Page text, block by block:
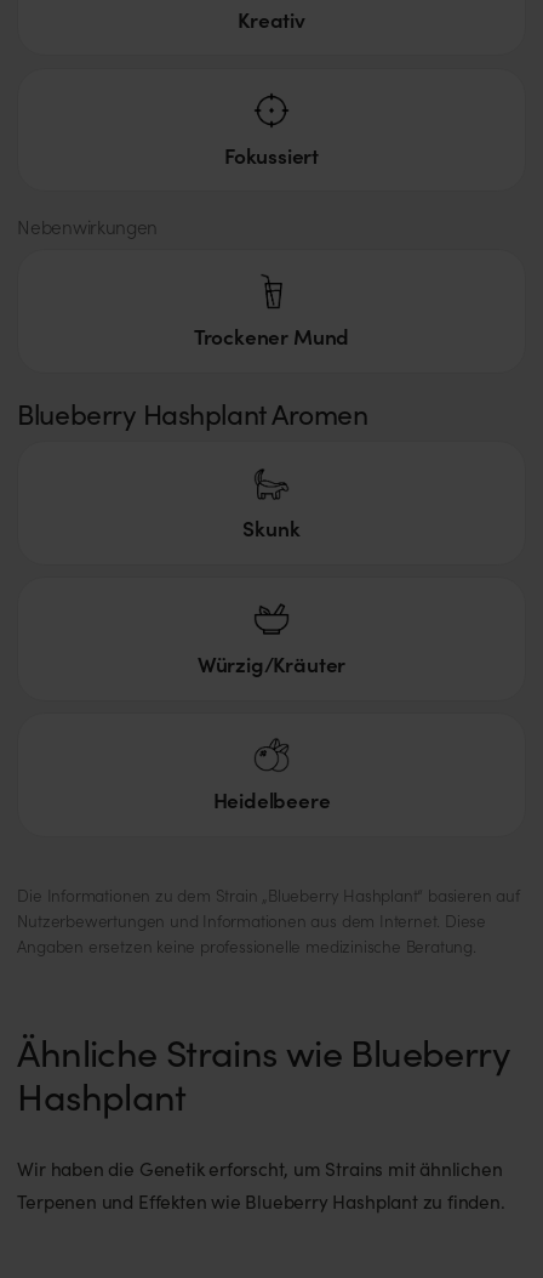
Kreativ
Fokussiert
Nebenwirkungen
Trockener Mund
Blueberry Hashplant Aromen
Skunk
Würzig/Kräuter
Heidelbeere
Die Informationen zu dem Strain „Blueberry Hashplant“ basieren auf
Nutzerbewertungen und Informationen aus dem Internet. Diese
Angaben ersetzen keine professionelle medizinische Beratung.
Ähnliche Strains wie Blueberry
Hashplant
Wir haben die Genetik erforscht, um Strains mit ähnlichen
Terpenen und Effekten wie Blueberry Hashplant zu finden.